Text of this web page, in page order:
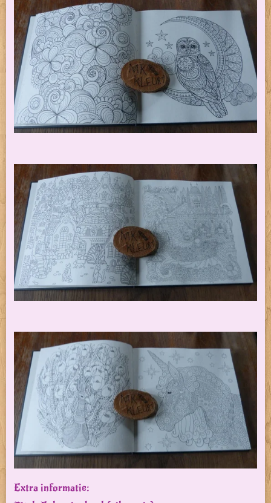
Extra informatie: